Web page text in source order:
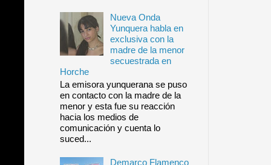
Nueva Onda
Yunquera habla en
exclusiva con la
madre de la menor
secuestrada en
Horche
La emisora yunquerana se puso
en contacto con la madre de la
menor y esta fue su reacción
hacia los medios de
comunicación y cuenta lo
suced...
Demarco Flamenco